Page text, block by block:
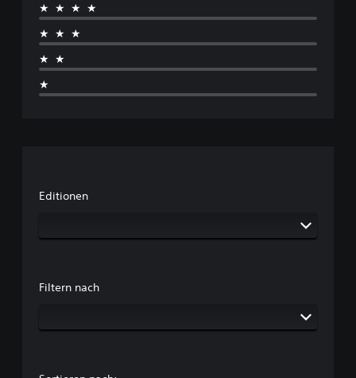
★★★★
★★★
★★
★
Editionen
Filtern nach